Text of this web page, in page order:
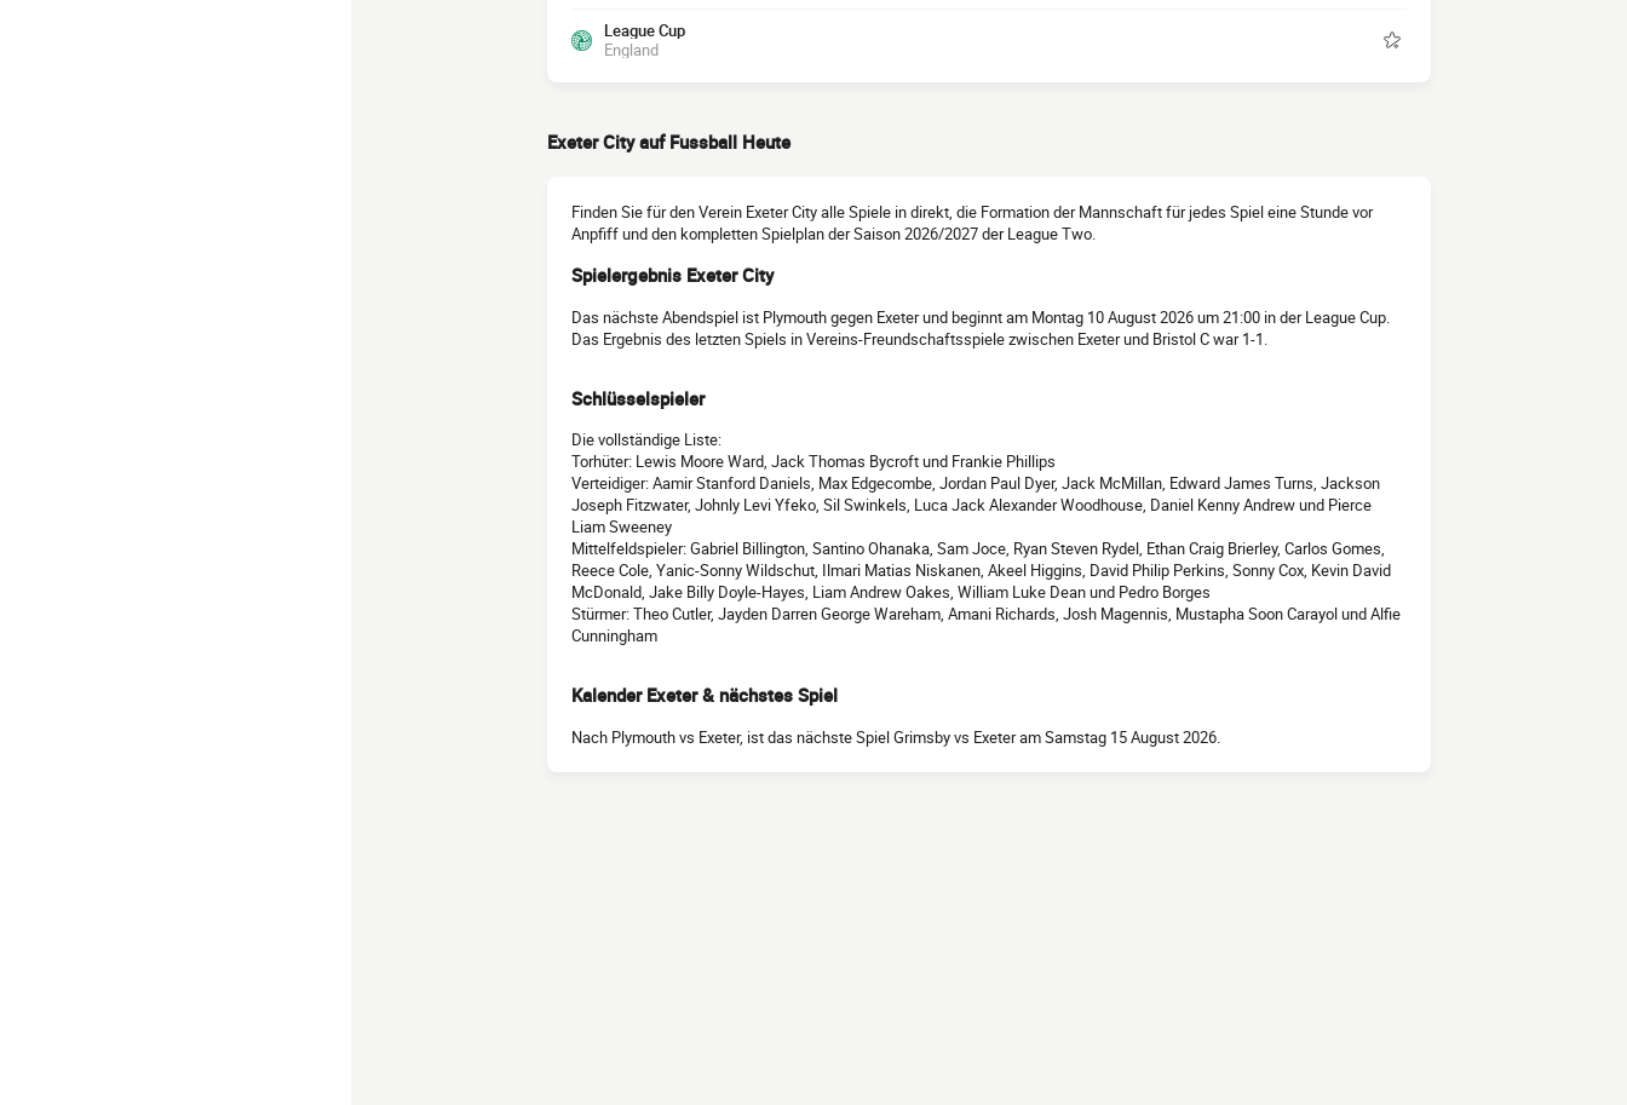
League Cup
England
Exeter City auf Fussball Heute
Finden Sie für den Verein Exeter City alle Spiele in direkt, die Formation der Mannschaft für jedes Spiel eine Stunde vor
Anpfiff und den kompletten Spielplan der Saison 2026/2027 der League Two.
Spielergebnis Exeter City
Das nächste Abendspiel ist Plymouth gegen Exeter und beginnt am Montag 10 August 2026 um 21:00 in der League Cup.
Das Ergebnis des letzten Spiels in Vereins-Freundschaftsspiele zwischen Exeter und Bristol C war 1-1.
Schlüsselspieler
Die vollständige Liste:
Torhüter: Lewis Moore Ward, Jack Thomas Bycroft und Frankie Phillips
Verteidiger: Aamir Stanford Daniels, Max Edgecombe, Jordan Paul Dyer, Jack McMillan, Edward James Turns, Jackson
Joseph Fitzwater, Johnly Levi Yfeko, Sil Swinkels, Luca Jack Alexander Woodhouse, Daniel Kenny Andrew und Pierce
Liam Sweeney
Mittelfeldspieler: Gabriel Billington, Santino Ohanaka, Sam Joce, Ryan Steven Rydel, Ethan Craig Brierley, Carlos Gomes,
Reece Cole, Yanic-Sonny Wildschut, Ilmari Matias Niskanen, Akeel Higgins, David Philip Perkins, Sonny Cox, Kevin David
McDonald, Jake Billy Doyle-Hayes, Liam Andrew Oakes, William Luke Dean und Pedro Borges
Stürmer: Theo Cutler, Jayden Darren George Wareham, Amani Richards, Josh Magennis, Mustapha Soon Carayol und Alfie
Cunningham
Kalender Exeter & nächstes Spiel
Nach Plymouth vs Exeter, ist das nächste Spiel Grimsby vs Exeter am Samstag 15 August 2026.